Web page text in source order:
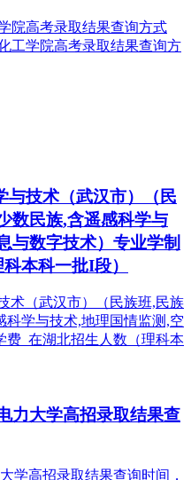
院高考录取结果查询方式
工学院高考录取结果查询方
与技术（武汉市）（民
数民族,含遥感科学与
与数字技术）专业学制
本科一批I段）
力大学高招录取结果查